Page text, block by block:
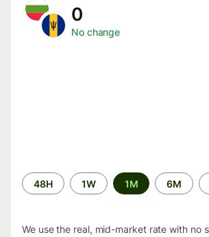
0
No change
Time
period
48H 1W 1M 6M
We use the real, mid-market rate with no